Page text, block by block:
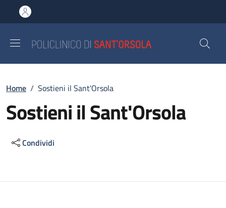
al contenuto principale
to footer content
Briciole di pane
Home / Sostieni il Sant'Orsola
Sostieni il Sant'Orsola
Condividi